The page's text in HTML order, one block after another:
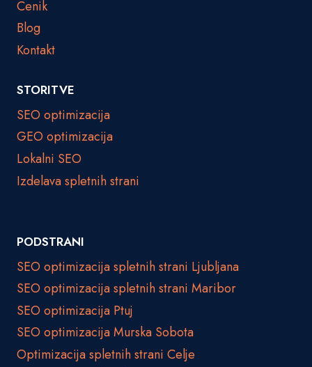
Cenik
Blog
Kontakt
STORITVE
SEO optimizacija
GEO optimizacija
Lokalni SEO
Izdelava spletnih strani
PODSTRANI
SEO optimizacija spletnih strani Ljubljana
SEO optimizacija spletnih strani Maribor
SEO optimizacija Ptuj
SEO optimizacija Murska Sobota
Optimizacija spletnih strani Celje